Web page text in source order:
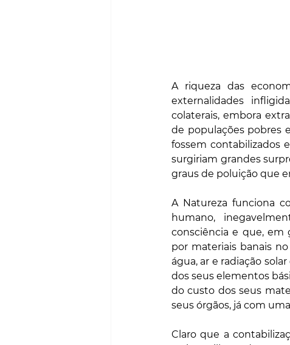
A riqueza das
externalidades
colaterais, embora
de populações pobres
fossem contabilizados
surgiriam grandes
graus de poluição que
A Natureza funciona
humano,
consciência e que, em
por materiais banais
água, ar e radiação
dos seus elementos
do custo dos seus
seus órgãos, já com
Claro que a